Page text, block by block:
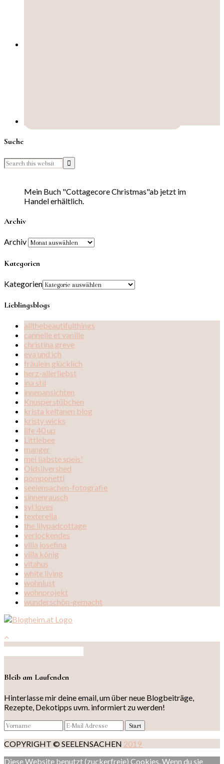
Suche
Mein Buch "Cottagecore Christmas"ab jetzt im
Handel erhältlich.
Archiv
Archiv
Kategorien
Kategorien
Lieblingsblogs
allthebeautifulthings
cannelle et vanille
christina greve
eva und ich
fräulein glücklich
herz-allerliebst
ina stil
innenansichten
Knusperstübchen
krista keltanen blog
kristy wicks
life 40 up
Littlebee
manger
mei liabste speis'
Oldsilvershed
pomponetti
seelensachen-fotografie
sinnenrausch
syl loves
texterella
the lilypadcottage
verlockendes
villa josefina
villa könig
vitahus
white living
wohnlust
wohnprojekt
wunderschön-gemacht
Bleib am Laufenden
Hinterlasse mir deine email, um über neue Blogbeiträge,
Rezepte, Dekotipps uvm. informiert zu werden!
COPYRIGHT © SEELENSACHEN 2019
Diese Website benutzt (zuckerfreie) Cookies. Wenn du sie